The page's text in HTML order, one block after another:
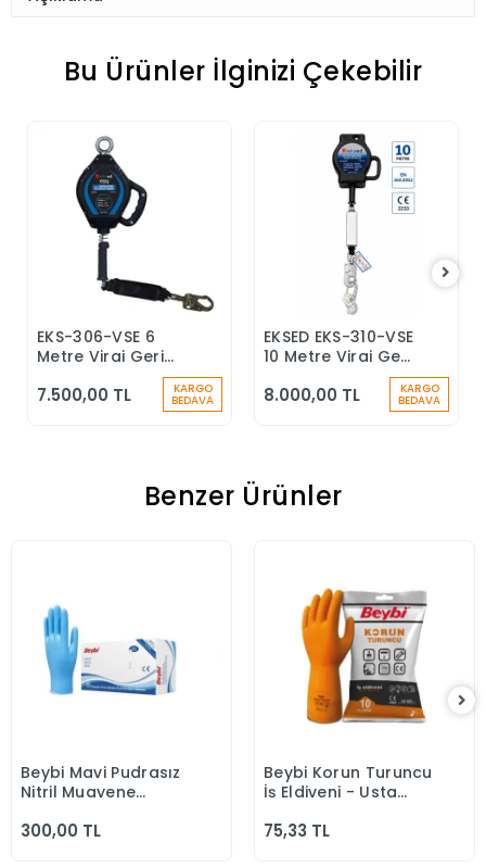
Bu Ürünler İlginizi Çekebilir
Sepete Ekle
EKS-306-VSE 6
Metre Viraj Geri
Durdurucu Keskin
7.500,00 TL KARGO
BEDAVA
Sepete Ekle
EKSED EKS-310-VSE
10 Metre Viraj Geri
Durdurucu
8.000,00 TL KARGO
BEDAVA
Benzer Ürünler
Sepete Ekle
Beybi Mavi Pudrasız
Nitril Muayene
300,00 TL
Sepete Ekle
Beybi Korun Turuncu
İş Eldiveni - Usta
75,33 TL